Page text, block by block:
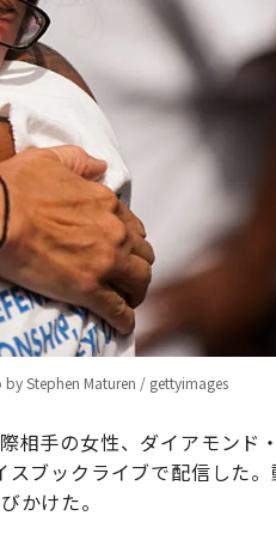
Stephen Maturen / gettyimages
相手の女性、ダイアモンド
ブックライブで配信した。
かけた。